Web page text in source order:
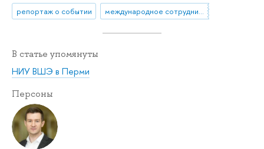
репортаж о событии международное сотрудничество
В статье упомянуты
НИУ ВШЭ в Перми
Персоны